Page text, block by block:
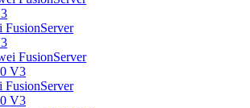
FusionServer
FusionServer
V3